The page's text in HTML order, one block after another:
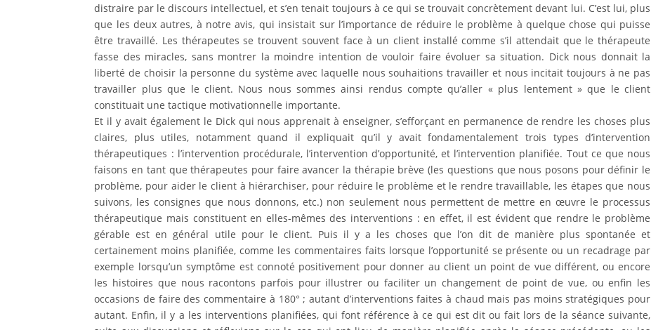
distraire par le discours intellectuel, et s’en tenait toujours à ce qui se trouvait concrètement devant lui. C’est lui, plus
que les deux autres, à notre avis, qui insistait sur l’importance de réduire le problème à quelque chose qui puisse
être travaillé. Les thérapeutes se trouvent souvent face à un client installé comme s’il attendait que le thérapeute
fasse des miracles, sans montrer la moindre intention de vouloir faire évoluer sa situation. Dick nous donnait la
liberté de choisir la personne du système avec laquelle nous souhaitions travailler et nous incitait toujours à ne pas
travailler plus que le client. Nous nous sommes ainsi rendus compte qu’aller « plus lentement » que le client
constituait une tactique motivationnelle importante.
Et il y avait également le Dick qui nous apprenait à enseigner, s’efforçant en permanence de rendre les choses plus
claires, plus utiles, notamment quand il expliquait qu’il y avait fondamentalement trois types d’intervention
thérapeutiques : l’intervention procédurale, l’intervention d’opportunité, et l’intervention planifiée. Tout ce que nous
faisons en tant que thérapeutes pour faire avancer la thérapie brève (les questions que nous posons pour définir le
problème, pour aider le client à hiérarchiser, pour réduire le problème et le rendre travaillable, les étapes que nous
suivons, les consignes que nous donnons, etc.) non seulement nous permettent de mettre en œuvre le processus
thérapeutique mais constituent en elles-mêmes des interventions : en effet, il est évident que rendre le problème
gérable est en général utile pour le client. Puis il y a les choses que l’on dit de manière plus spontanée et
certainement moins planifiée, comme les commentaires faits lorsque l’opportunité se présente ou un recadrage par
exemple lorsqu’un symptôme est connoté positivement pour donner au client un point de vue différent, ou encore
les histoires que nous racontons parfois pour illustrer ou faciliter un changement de point de vue, ou enfin les
occasions de faire des commentaire à 180° ; autant d’interventions faites à chaud mais pas moins stratégiques pour
autant. Enfin, il y a les interventions planifiées, qui font référence à ce qui est dit ou fait lors de la séance suivante,